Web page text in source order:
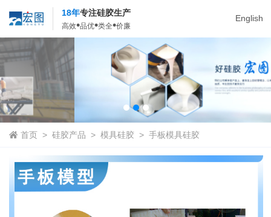
English
18年专注硅胶生产
高效•品优•类全•价廉
首页 > 硅胶产品 > 模具硅胶 > 手板模具硅胶